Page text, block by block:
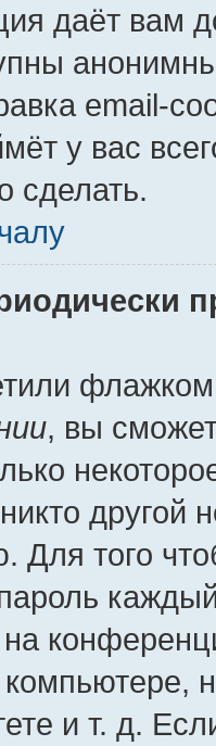
даёт вам
email-
у вас
сделать.
, вы
другой
Для того
на
и т. д.